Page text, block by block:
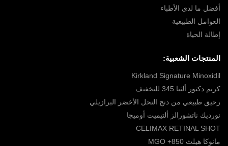
أفضل ما لدى الأطباء
العوامل الطبيعية
إطالة الحياة
المنتجات الشعبية:
Kirkland Signature Minoxidil
كريم دكتور ألثيا 345 للتخفيف
رحيق طبيعي من دنج النحل الأخضر البرازيلي
نورديك ناتشورالز ألتيميت أوميجا
CELIMAX RETINAL SHOT
مانوكا هيلث 850+ MGO